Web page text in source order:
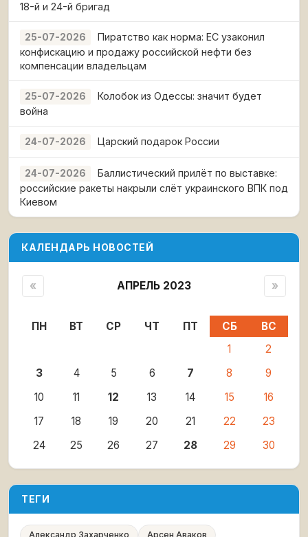
18-й и 24-й бригад
25-07-2026
Пиратство как норма: ЕС узаконил
конфискацию и продажу российской нефти без
компенсации владельцам
25-07-2026
Колобок из Одессы: значит будет
война
24-07-2026 Царский подарок России
24-07-2026
Баллистический прилёт по выставке:
российские ракеты накрыли слёт украинского ВПК под
Киевом
КАЛЕНДАРЬ НОВОСТЕЙ
« АПРЕЛЬ 2023 »
ПН ВТ СР ЧТ ПТ СБ
ВС
1
2
3
4 5 6 7 8
9
10
11 12 13 14 15
16
17
18 19 20 21 22
23
24
25 26 27 28 29 30
ТЕГИ
Александр Захарченко
Арсен Аваков